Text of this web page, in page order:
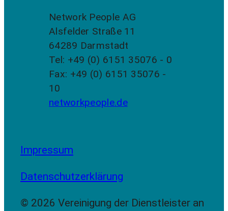
Network People AG
Alsfelder Straße 11
64289 Darmstadt
Tel: +49 (0) 6151 35076 - 0
Fax: +49 (0) 6151 35076 -
10
networkpeople.de
Impressum
Datenschutzerklärung
© 2026 Vereinigung der Dienstleister an